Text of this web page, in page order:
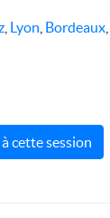
, Lyon Bordeaux,
cette session